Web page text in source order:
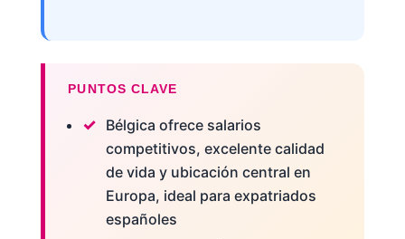
PUNTOS CLAVE
Bélgica ofrece salarios
competitivos, excelente calidad
de vida y ubicación central en
Europa, ideal para expatriados
españoles